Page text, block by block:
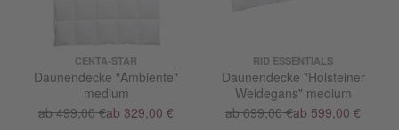
CENTA-STAR
Daunendecke "Ambiente"
medium
ab 499,00 €ab 329,00 €
RID ESSENTIALS
Daunendecke "Holsteiner
Weidegans" medium
ab 699,00 €ab 599,00 €